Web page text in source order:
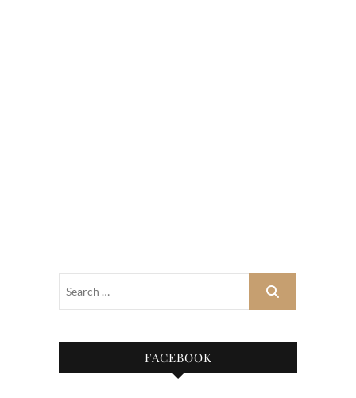
FACEBOOK